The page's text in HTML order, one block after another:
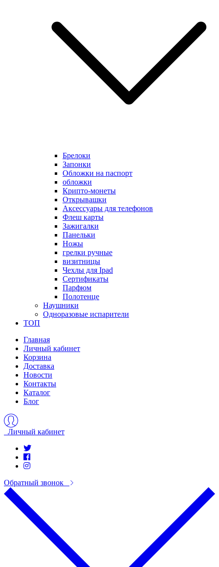
Брелоки
Запонки
Обложки на паспорт
обложки
Крипто-монеты
Открывашки
Аксессуары для телефонов
Флеш карты
Зажигалки
Панельки
Ножы
грелки ручные
визитницы
Чехлы для Ipad
Сертификаты
Парфюм
Полотенце
Наушники
Одноразовые испарители
ТОП
Главная
Личный кабинет
Корзина
Доставка
Новости
Контакты
Каталог
Блог
Личный кабинет
Обратный звонок